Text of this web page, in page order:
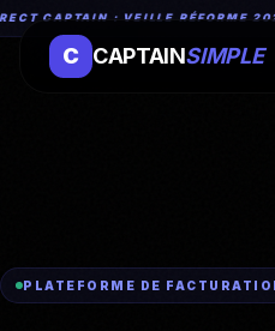
CAPTAIN : VEILLE RÉFORME
C CAPTAINSIMPLE
PLATEFORME DE